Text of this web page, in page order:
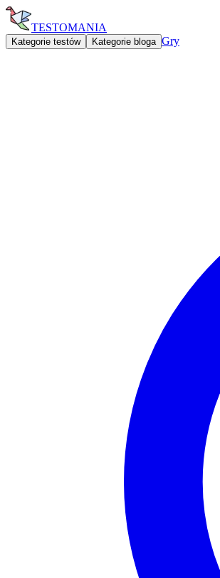
TESTOMANIA
Kategorie testów Kategorie bloga Gry